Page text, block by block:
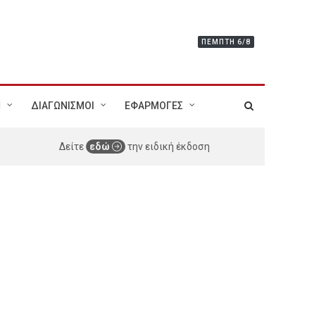
ΠΈΜΠΤΗ 6/8
ΔΙΑΓΩΝΙΣΜΟΙ ΕΦΑΡΜΟΓΕΣ
Δείτε εδώ την ειδική έκδοση